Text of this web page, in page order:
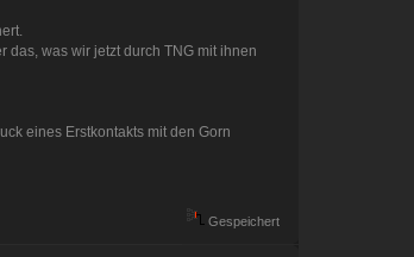
was wir jetzt durch TNG mit ihnen
eines Erstkontakts mit den Gorn
Gespeichert